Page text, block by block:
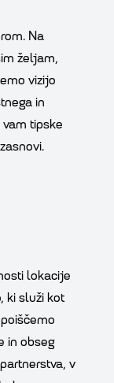
Na
željam,
vizijo
in
tipske
lokacije
ki služi kot
in obseg
v